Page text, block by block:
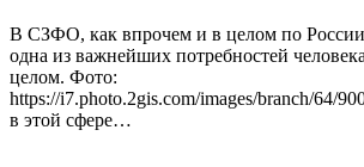
В СЗФО, как впрочем и в целом по
одна из важнейших потребностей
целом. Фото:
https://i7.photo.2gis.com/images/branch/64/
в этой сфере…